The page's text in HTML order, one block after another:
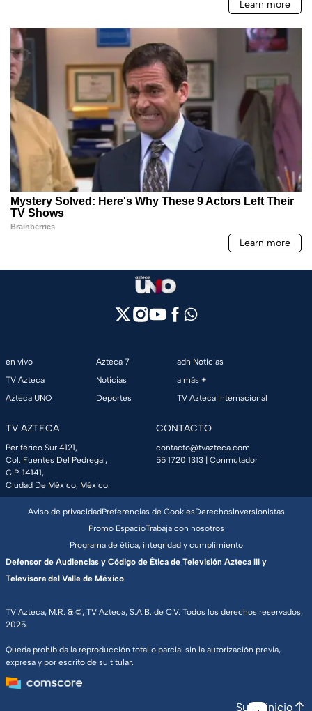
en vivo
TV Azteca
Azteca UNO
Azteca 7
Noticias
Deportes
adn Noticias
a más +
TV Azteca Internacional
TV AZTECA
Periférico Sur 4121,
Col. Fuentes Del Pedregal,
C.P. 14141,
Ciudad De México, México.
CONTACTO
contacto@tvazteca.com
55 1720 1313 | Conmutador
TV Azteca, M.R. & ©, TV Azteca, S.A.B. de C.V. Todos los derechos reservados,
2025.
Queda prohibida la reproducción total o parcial sin la autorización previa,
expresa y por escrito de su titular.
Aviso de privacidadPreferencias de CookiesDerechosInversionistas
Promo EspacioTrabaja con nosotros
Programa de ética, integridad y cumplimiento
Defensor de Audiencias y Código de Ética de Televisión Azteca III y
Televisora del Valle de México
Subir inicio